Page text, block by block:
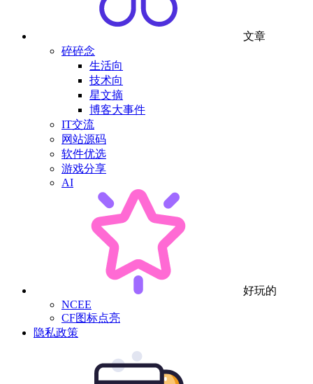
文章
碎碎念
生活向
技术向
星文摘
博客大事件
IT交流
网站源码
软件优选
游戏分享
AI
好玩的
NCEE
CF图标点亮
隐私政策